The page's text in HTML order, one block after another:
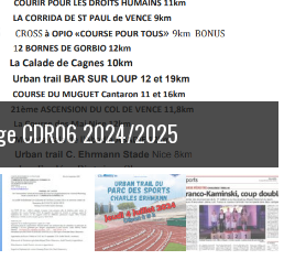
sur votre téléphone